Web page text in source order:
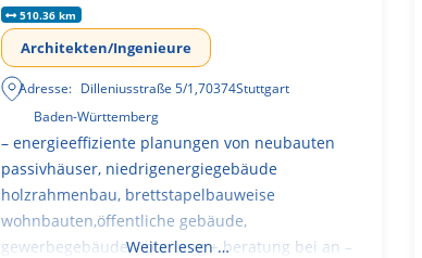
510.36 km
Architekten/Ingenieure
Adresse: Dilleniusstraße 5/1,70374Stuttgart
Baden-Württemberg
– energieeffiziente planungen von neubauten
passivhäuser, niedrigenergiegebäude
holzrahmenbau, brettstapelbauweise
wohnbauten,öffentliche gebäude,
gewerbegebäude – planung + beratung bei an –
Weiterlesen …